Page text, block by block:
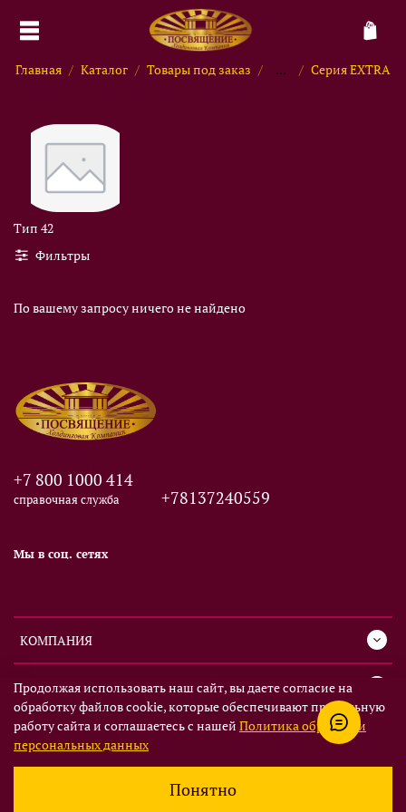
Главная Каталог Товары под заказ ... Серия EXTRA
Тип 42
Фильтры
По вашему запросу ничего не найдено
КОМПАНИЯ
СЕРВИС
ИНФОРМАЦИЯ
+7 800 1000 414
справочная служба +78137240559
Мы в соц. сетях
Продолжая использовать наш сайт, вы даете согласие на
обработку файлов cookie, которые обеспечивают правильную
работу сайта и соглашаетесь с нашей Политика обработки
персональных данных
Понятно